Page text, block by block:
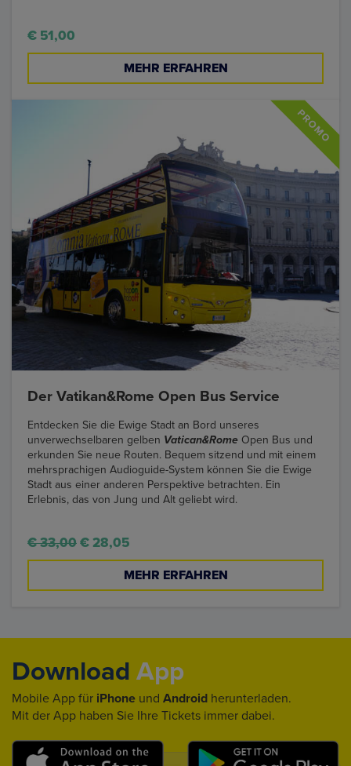
€ 51,00
MEHR ERFAHREN
Der Vatikan&Rome Open Bus Service
Entdecken Sie die Ewige Stadt an Bord unseres
unverwechselbaren gelben Vatican&Rome Open Bus und
erkunden Sie neue Routen. Bequem sitzend und mit einem
mehrsprachigen Audioguide-System können Sie die Ewige
Stadt aus einer anderen Perspektive betrachten. Ein
Erlebnis, das von Jung und Alt geliebt wird.
€ 33,00€ 28,05
MEHR ERFAHREN
Download App
Mobile App für iPhone und Android herunterladen.
Mit der App haben Sie Ihre Tickets immer dabei.